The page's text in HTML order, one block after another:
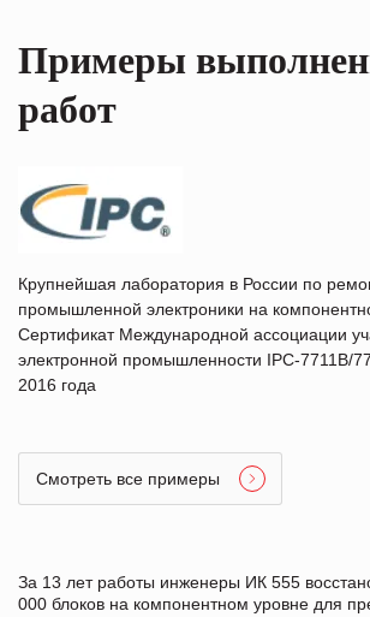
Примеры
работ
Крупнейшая лаборатория в России по
промышленной электроники на
Сертификат Международной ассоциации
электронной промышленности IPC-7711B/
2016 года
Смотреть все примеры
За 13 лет работы инженеры ИК 555
000 блоков на компонентном уровне для